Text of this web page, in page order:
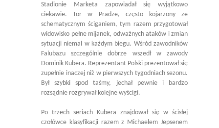
Stadionie Marketa zapowiadał się wyjątkowo
ciekawie. Tor w Pradze, często kojarzony ze
schematycznym ściganiem, tym razem przygotował
widowisko pełne mijanek, odważnych ataków i zmian
sytuacji niemal w każdym biegu. Wśród zawodników
Falubazu szczególnie dobrze wszedł w zawody
Dominik Kubera. Reprezentant Polski prezentował się
zupełnie inaczej niż w pierwszych tygodniach sezonu.
Był szybki spod taśmy, jechał pewnie i bardzo
rozsądnie rozgrywał kolejne wyścigi.
Po trzech seriach Kubera znajdował się w ścisłej
czołówce klasyfikacji razem z Michaelem Jepsenem